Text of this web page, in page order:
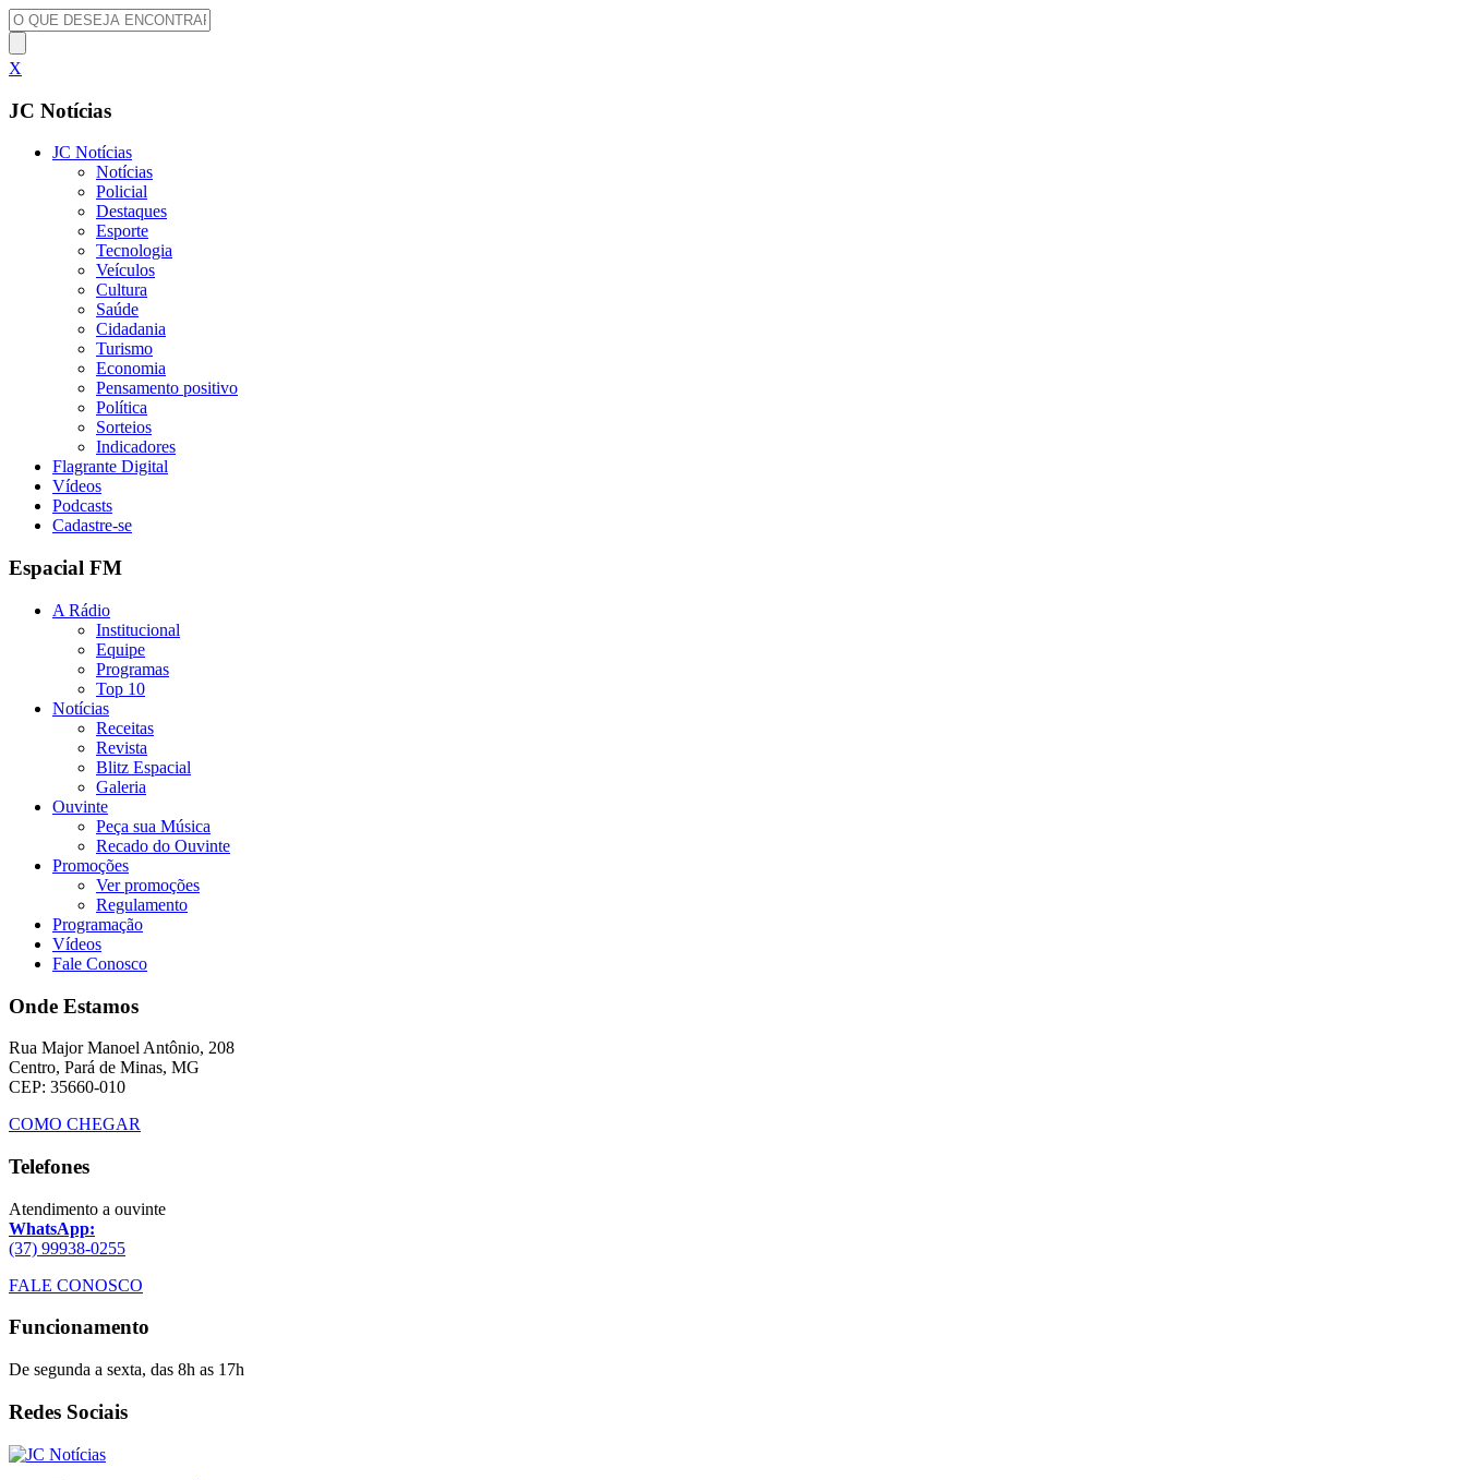
X
JC Notícias
JC Notícias
Notícias
Policial
Destaques
Esporte
Tecnologia
Veículos
Cultura
Saúde
Cidadania
Turismo
Economia
Pensamento positivo
Política
Sorteios
Indicadores
Flagrante Digital
Vídeos
Podcasts
Cadastre-se
Espacial FM
A Rádio
Institucional
Equipe
Programas
Top 10
Notícias
Receitas
Revista
Blitz Espacial
Galeria
Ouvinte
Peça sua Música
Recado do Ouvinte
Promoções
Ver promoções
Regulamento
Programação
Vídeos
Fale Conosco
Onde Estamos
Rua Major Manoel Antônio, 208
Centro, Pará de Minas, MG
CEP: 35660-010
COMO CHEGAR
Telefones
Atendimento a ouvinte
WhatsApp:
(37) 99938-0255
FALE CONOSCO
Funcionamento
De segunda a sexta, das 8h as 17h
Redes Sociais